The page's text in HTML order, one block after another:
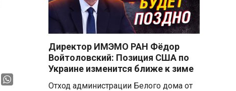
Директор ИМЭМО РАН Фёдор
Войтоловский: Позиция США по
Украине изменится ближе к зиме
Отход администрации Белого дома от